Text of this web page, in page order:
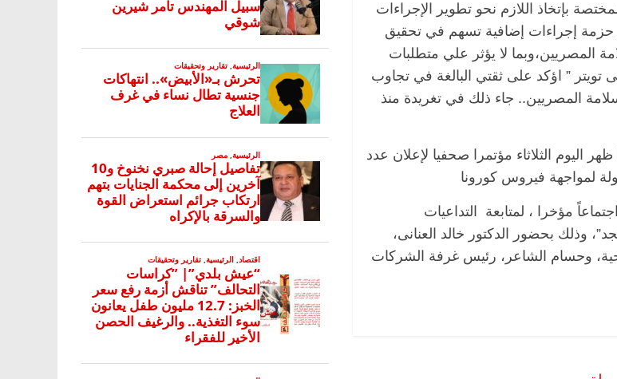
بإتخاذ اللازم نحو تطوير الإجراءات
حزمة إجراءات إضافية تسهم في تحقيق
المصريين،وبما لا يؤثر علي متطلبات
تويتر ” اؤكد على ثقتي البالغة في تجاوب
المصريين.. جاء ذلك في تغريدة منذ
اليوم الثلاثاء مؤتمرا صحفيا لإعلان عدد
لمواجهة فيروس كورونا
مؤخرا ، لمتابعة التداعيات
وذلك بحضور الدكتور خالد العنانى،
وحسام الشاعر، رئيس غرفة الشركات